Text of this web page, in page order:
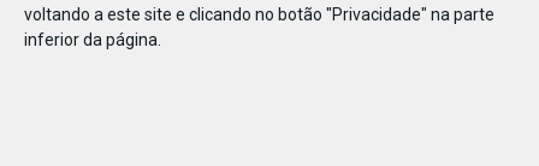
voltando a este site e clicando no botão "Privacidade" na parte
inferior da página.